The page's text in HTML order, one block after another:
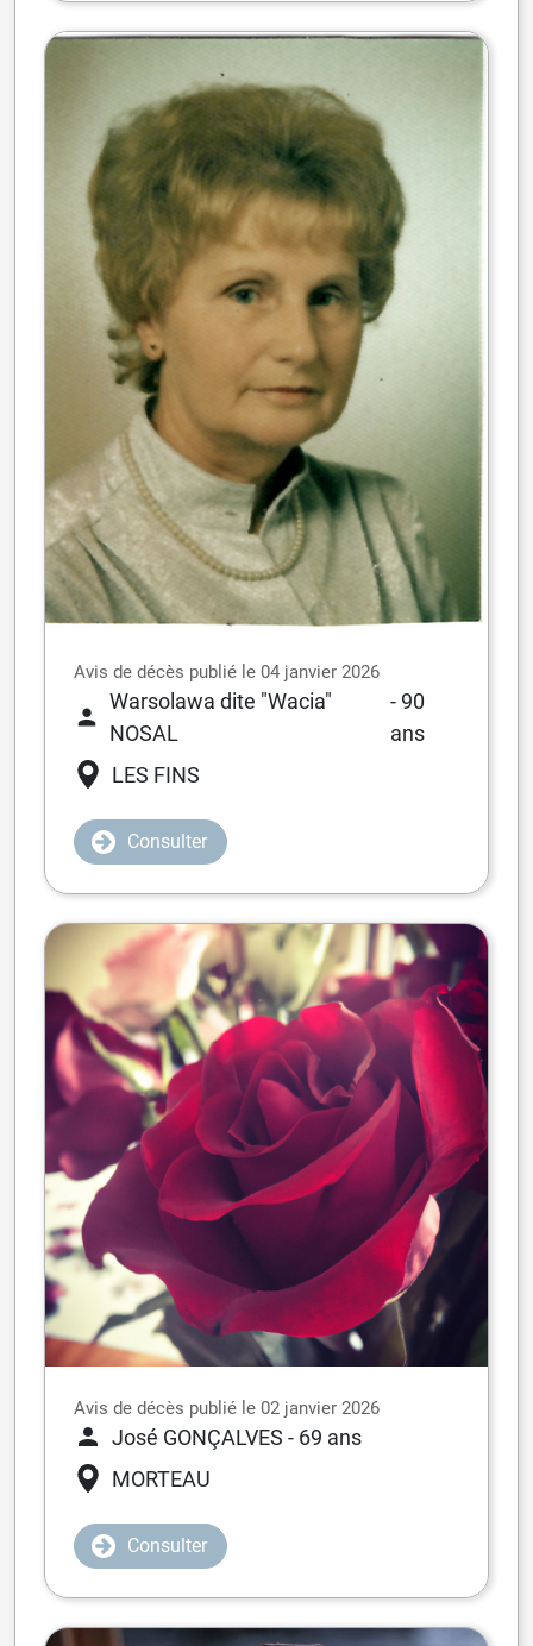
Avis de décès publié le 04 janvier 2026
Warsolawa dite "Wacia"
NOSAL
- 90
ans
LES FINS
Consulter
Avis de décès publié le 02 janvier 2026
José GONÇALVES - 69 ans
MORTEAU
Consulter